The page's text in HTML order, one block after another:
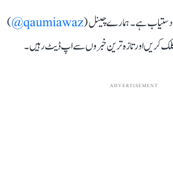
دستیاب ہے۔ ہمارے چینل (qaumiawaz@
)
کریں اور تازہ ترین خبروں سے اپ ڈیٹ رہیں۔
ADVERTISEMENT